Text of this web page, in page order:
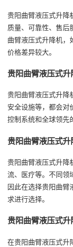
贵阳曲臂液压式升降
质量、可靠性、售后
曲臂液压式升降机，
价格差异较大。
贵阳曲臂液压式
贵阳曲臂液压式升降
安全设施等，都会对
控制系统和全球领先
贵阳曲臂液压式
贵阳曲臂液压式升降
流、医疗等。不同领
因此在选择贵阳曲臂
求进行选择。
贵阳曲臂液压式
在贵阳曲臂液压式升